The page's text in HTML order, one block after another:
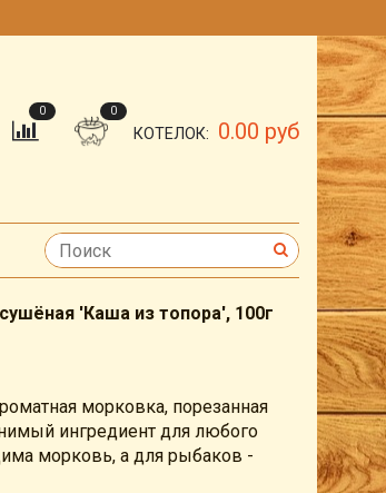
0 0
КОТЕЛОК: 0.00 руб
'Каша из топора', 100г
морковка, порезанная
ингредиент для любого
морковь, а для рыбаков -